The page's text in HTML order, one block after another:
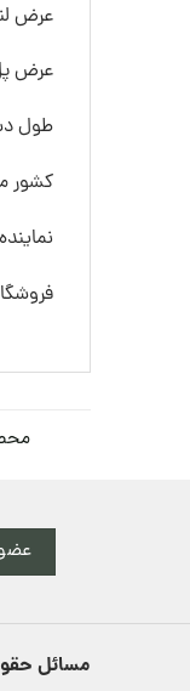
عرض لنز: 57
عرض پل: 17
طول دسته:
کشور
مسائل